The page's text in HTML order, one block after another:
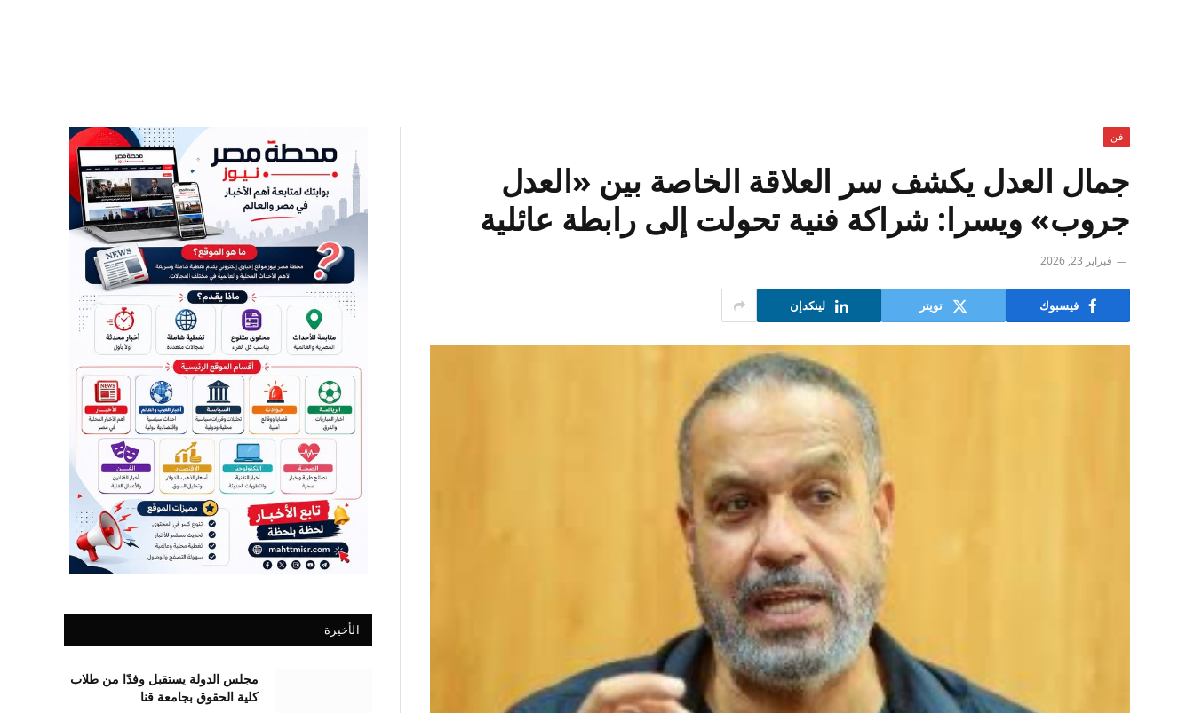
فن
جمال العدل يكشف سر العلاقة الخاصة بين «العدل
جروب» ويسرا: شراكة فنية تحولت إلى رابطة عائلية
فبراير 23, 2026
فيسبوك تويتر لينكدإن
الأخيرة
مجلس الدولة يستقبل وفدًا من طلاب
كلية الحقوق بجامعة قنا